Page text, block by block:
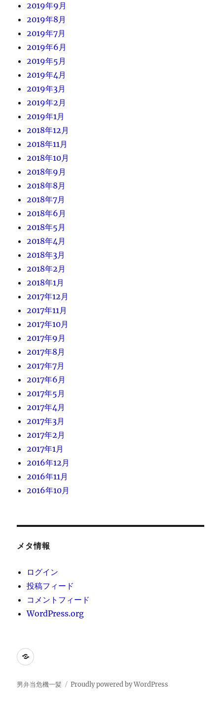
2019年9月
2019年8月
2019年7月
2019年6月
2019年5月
2019年4月
2019年3月
2019年2月
2019年1月
2018年12月
2018年11月
2018年10月
2018年9月
2018年8月
2018年7月
2018年6月
2018年5月
2018年4月
2018年3月
2018年2月
2018年1月
2017年12月
2017年11月
2017年10月
2017年9月
2017年8月
2017年7月
2017年6月
2017年5月
2017年4月
2017年3月
2017年2月
2017年1月
2016年12月
2016年11月
2016年10月
メタ情報
ログイン
投稿フィード
コメントフィード
WordPress.org
[instagram-
男弁当危機一髪 Proudly powered by WordPress